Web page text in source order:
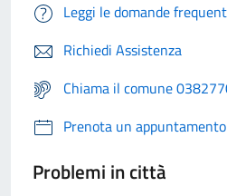
Leggi le domande
Richiedi Assistenza
Chiama il comune
Prenota un appuntamento
Problemi in città